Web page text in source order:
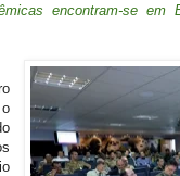
encontram-se